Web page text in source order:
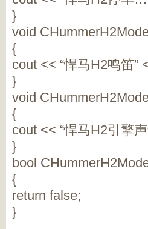
}
void
{
cout << “悍马H2鸣笛”
}
void
{
cout << “悍马H2引擎
}
bool
{
return false;
}